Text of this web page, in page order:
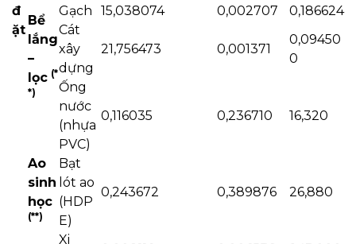
đ
ặt
Bể
lắng
–
lọc (*
*)
Gạch
15,038074 0,002707
0,186624
Cát
xây
dựng
21,756473 0,001371
0,09450
0
Ống
nước
(nhựa
PVC)
0,116035 0,236710 16,320
Ao
sinh
học
(**)
Bạt
lót ao
(HDP
E)
0,243672 0,389876 26,880
Xi